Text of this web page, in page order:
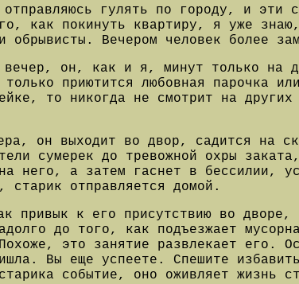
гулять по городу, и эти
как покинуть квартиру, я уже
обрывисты. Вечером человек более
он, как и я, минут только на
приютится любовная парочка
то никогда не смотрит на
он выходит во двор, садится на
сумерек до тревожной охры
него, а затем гаснет в бессилии,
отправляется домой.
привык к его присутствию во дворе,
до того, как подъезжает
это занятие развлекает его.
Вы еще успеете. Спешите
событие, оно оживляет жизнь